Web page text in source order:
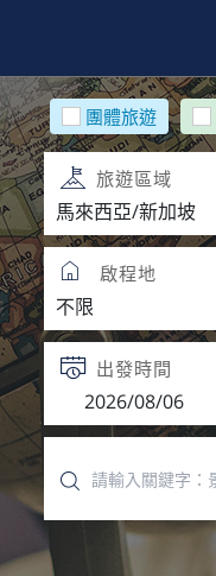
團體旅遊
旅遊區域
啟程地
出發時間